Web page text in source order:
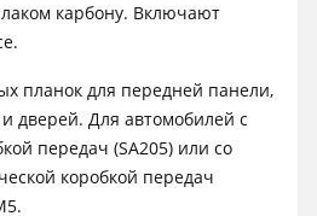
карбону. Включают
планок для передней панели,
дверей. Для автомобилей с
передач (SA205) или со
коробкой передач